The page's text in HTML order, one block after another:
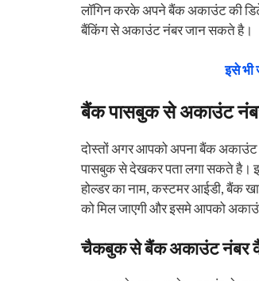
लॉगिन करके अपने बैंक अकाउंट की
बैंकिंग से अकाउंट नंबर जान सकते है।
इसे भी
बैंक पासबुक से अकाउंट
दोस्तों अगर आपको अपना बैंक
पासबुक से देखकर पता लगा सकते है।
होल्डर का नाम, कस्टमर आईडी, बैंक
को मिल जाएगी और इसमे आपको
चैकबुक से बैंक अकाउंट नंबर